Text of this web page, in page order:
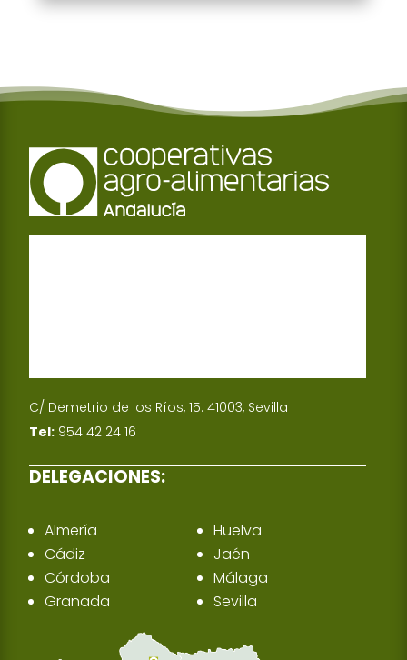
C/ Demetrio de los Ríos, 15. 41003, Sevilla
Tel: 954 42 24 16
DELEGACIONES:
Almería
Cádiz
Córdoba
Granada
Huelva
Jaén
Málaga
Sevilla